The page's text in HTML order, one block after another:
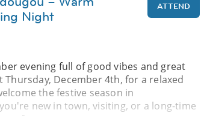
Night
ATTEND
evening full of good vibes and great
Thursday, December 4th, for a relaxed
the festive season in
new in town, visiting, or a long-time